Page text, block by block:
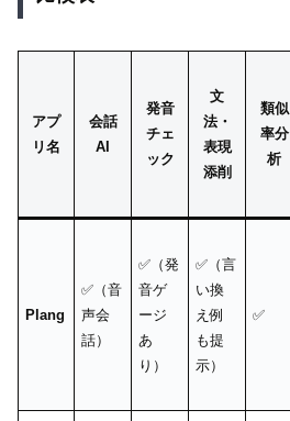
アプ
リ名
会話
AI
発音
チェ
ック
文
法・
表現
添削
類似
率分
析
Plang
✅（音
声会
話）
✅（発
音ゲ
ージ
あ
り）
✅（言
い換
え例
も提
示）
✅